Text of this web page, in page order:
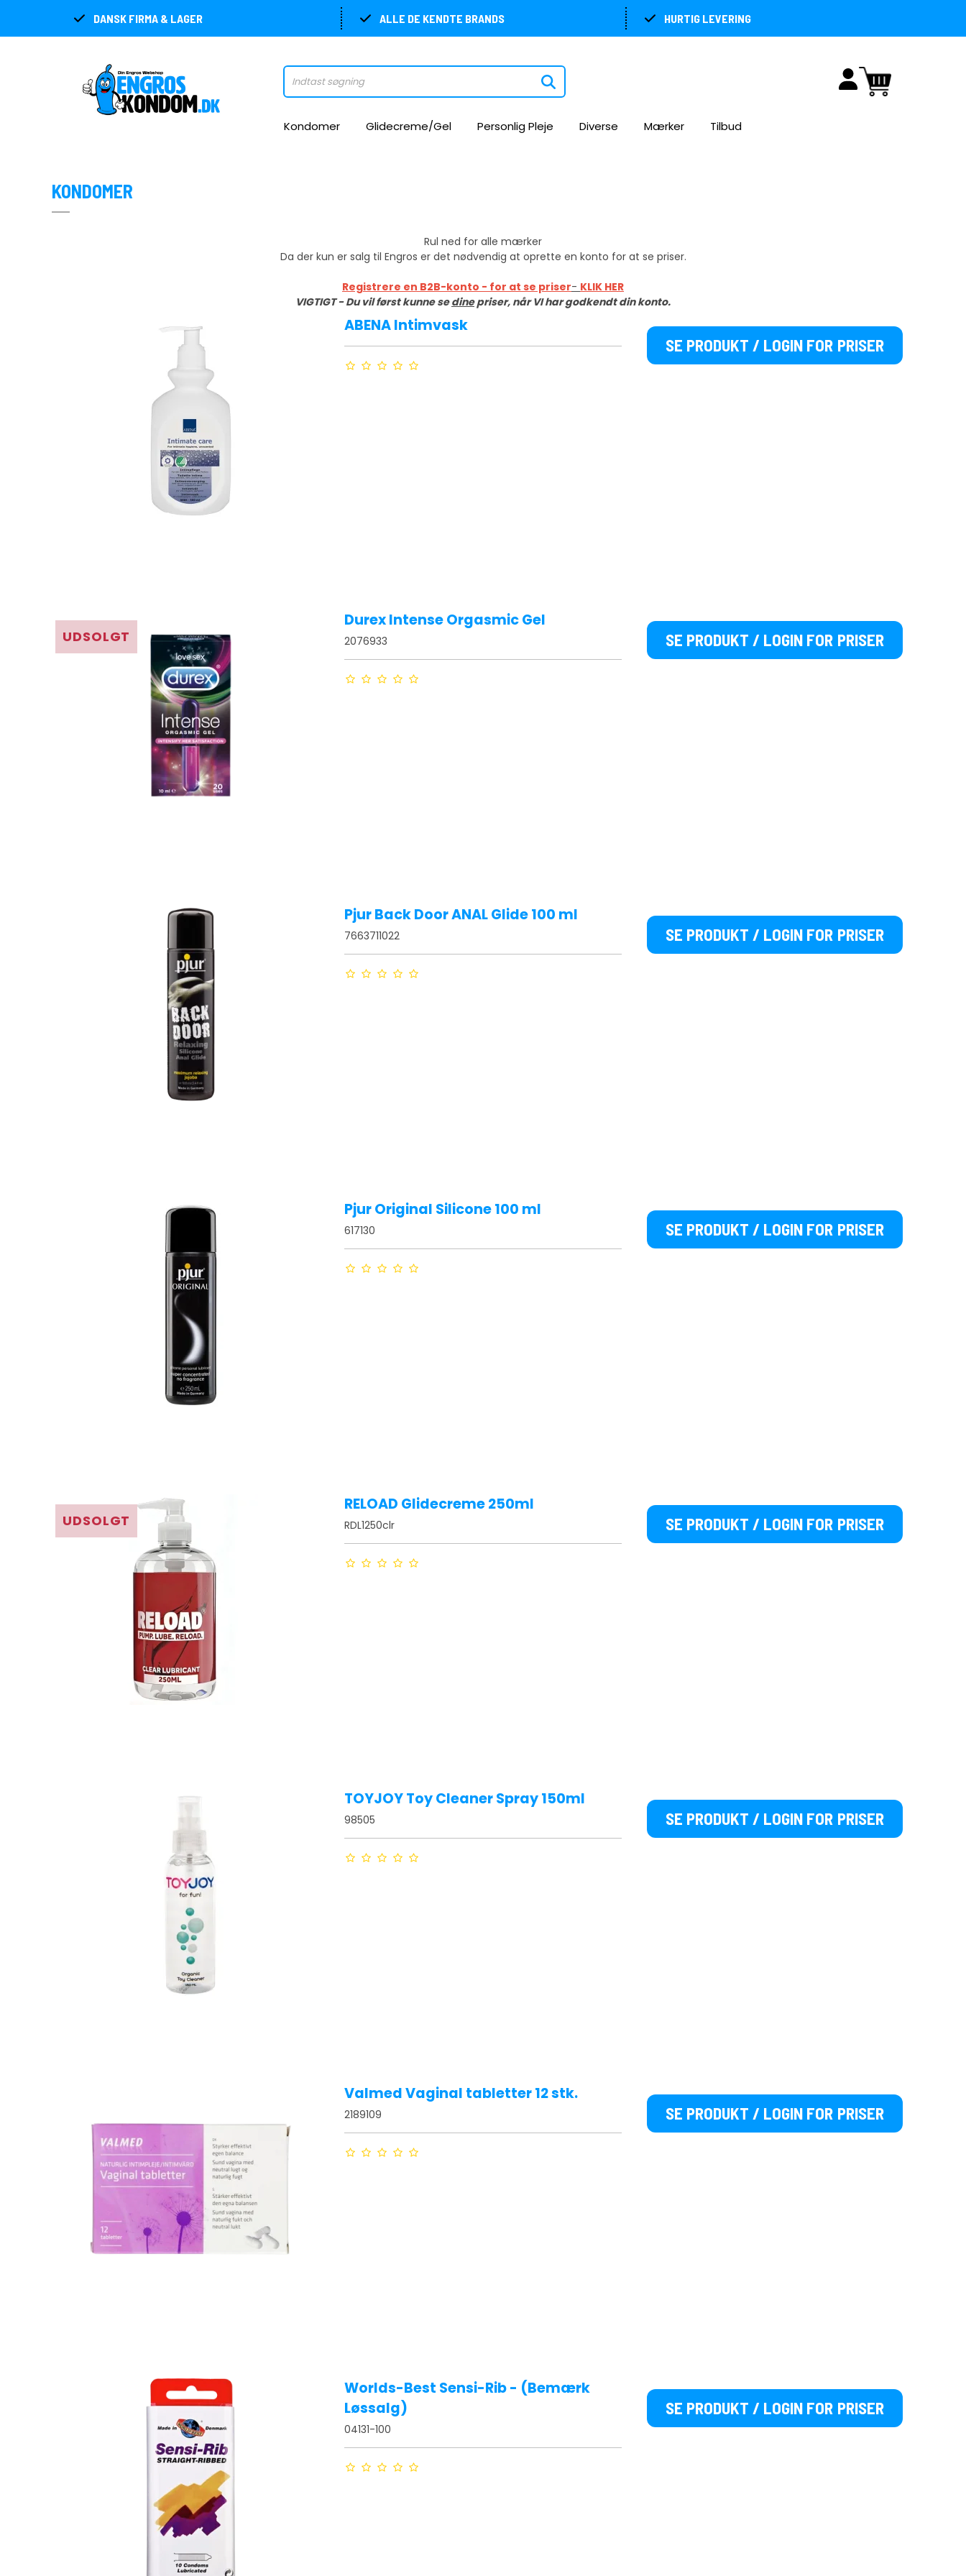
DANSK FIRMA & LAGER ALLE DE KENDTE BRANDS HURTIG LEVERING
Kondomer Glidecreme/Gel Personlig Pleje Diverse Mærker Tilbud
KONDOMER
Rul ned for alle mærker
Da der kun er salg til Engros er det nødvendig at oprette en konto for at se priser.
Registrere en B2B-konto - for at se priser- KLIK HER
VIGTIGT - Du vil først kunne sedinepriser, når VI har godkendt din konto.
ABENA Intimvask
SE PRODUKT / LOGIN FOR PRISER
UDSOLGT
Durex Intense Orgasmic Gel
2076933 SE PRODUKT / LOGIN FOR PRISER
Pjur Back Door ANAL Glide 100 ml
7663711022 SE PRODUKT / LOGIN FOR PRISER
Pjur Original Silicone 100 ml
617130 SE PRODUKT / LOGIN FOR PRISER
UDSOLGT
RELOAD Glidecreme 250ml
RDL1250clr SE PRODUKT / LOGIN FOR PRISER
TOYJOY Toy Cleaner Spray 150ml
98505 SE PRODUKT / LOGIN FOR PRISER
Valmed Vaginal tabletter 12 stk.
2189109 SE PRODUKT / LOGIN FOR PRISER
Worlds-Best Sensi-Rib - (Bemærk
Løssalg)
04131-100
SE PRODUKT / LOGIN FOR PRISER